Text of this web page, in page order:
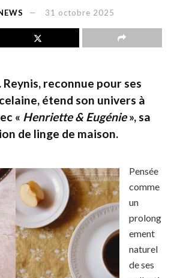
31 octobre 2025
reconnue pour ses
étend son univers à
« Henriette & Eugénie», sa
de linge de maison.
Pensée
comme
un
prolong
ement
naturel
de ses